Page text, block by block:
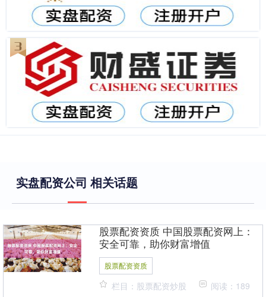
实盘配资公司 相关话题
股票配资资质 中国股票配资网上：
安全可靠，助你财富增值
股票配资资质
栏目：股票配资炒股 阅读：189